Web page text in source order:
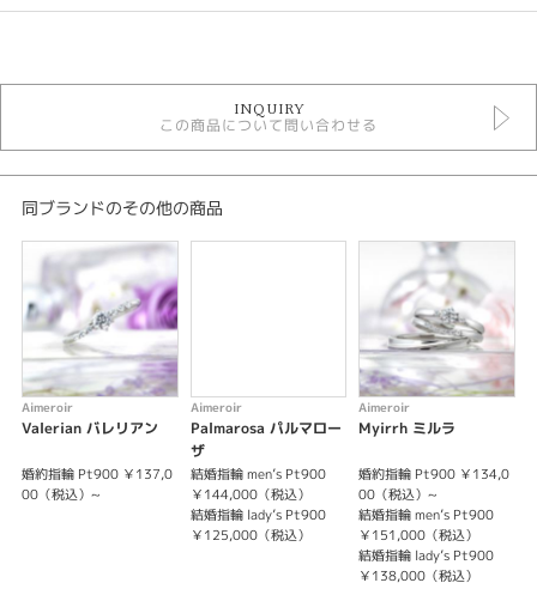
婚約指輪
婚約指輪 ウェーブ・S字
婚約指輪 サイドメレ
婚約指輪 プラチナカラー
エメルワール 婚約指輪
デザイン
シンプル
テイスト
婚約指輪 シンプル
Jasmine ジャスミン
ぬくもりはいつも すぐ隣に寄り添って
※婚約指輪のセンターダイヤモンドは価格に含まれません。
INQUIRY
この商品について問い合わせる
同ブランドのその他の商品
Aimeroir
Valerian バレリアン
婚約指輪 Pt900 ￥137,0
00（税込）~
Aimeroir
Palmarosa パルマロー
ザ
結婚指輪 men’s Pt900
￥144,000（税込）
結婚指輪 lady’s Pt900
￥125,000（税込）
Aimeroir
Myirrh ミルラ
婚約指輪 Pt900 ￥134,0
00（税込）~
結婚指輪 men’s Pt900
￥151,000（税込）
結婚指輪 lady’s Pt900
￥138,000（税込）